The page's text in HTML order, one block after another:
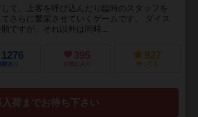
て、上客を呼び込んだり臨時のスタッフを
さらに繁栄させていくゲームです。 ダイス
ですが、それ以外は同時...
1276
験あり
395
お気に入り
927
持ってる
入荷までお待ち下さい